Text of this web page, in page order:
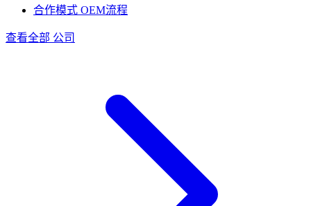
合作模式 OEM流程
查看全部 公司